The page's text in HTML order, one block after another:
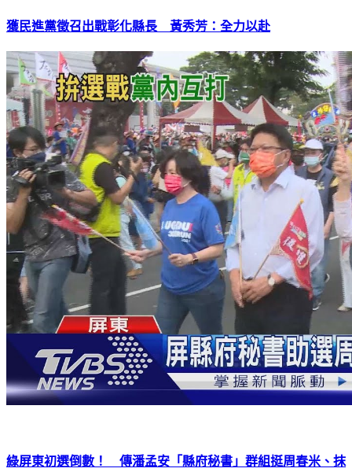
獲民進黨徵召出戰彰化縣長 黃秀芳：全力以赴
綠屏東初選倒數！ 傳潘孟安「縣府秘書」群組挺周春米、抹